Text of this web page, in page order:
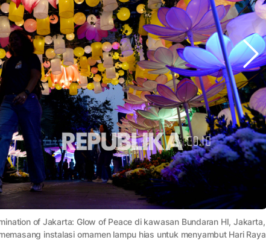
of Jakarta: Glow of Peace di kawasan Bundaran HI, Jakarta,
instalasi ornamen lampu hias untuk menyambut Hari Raya